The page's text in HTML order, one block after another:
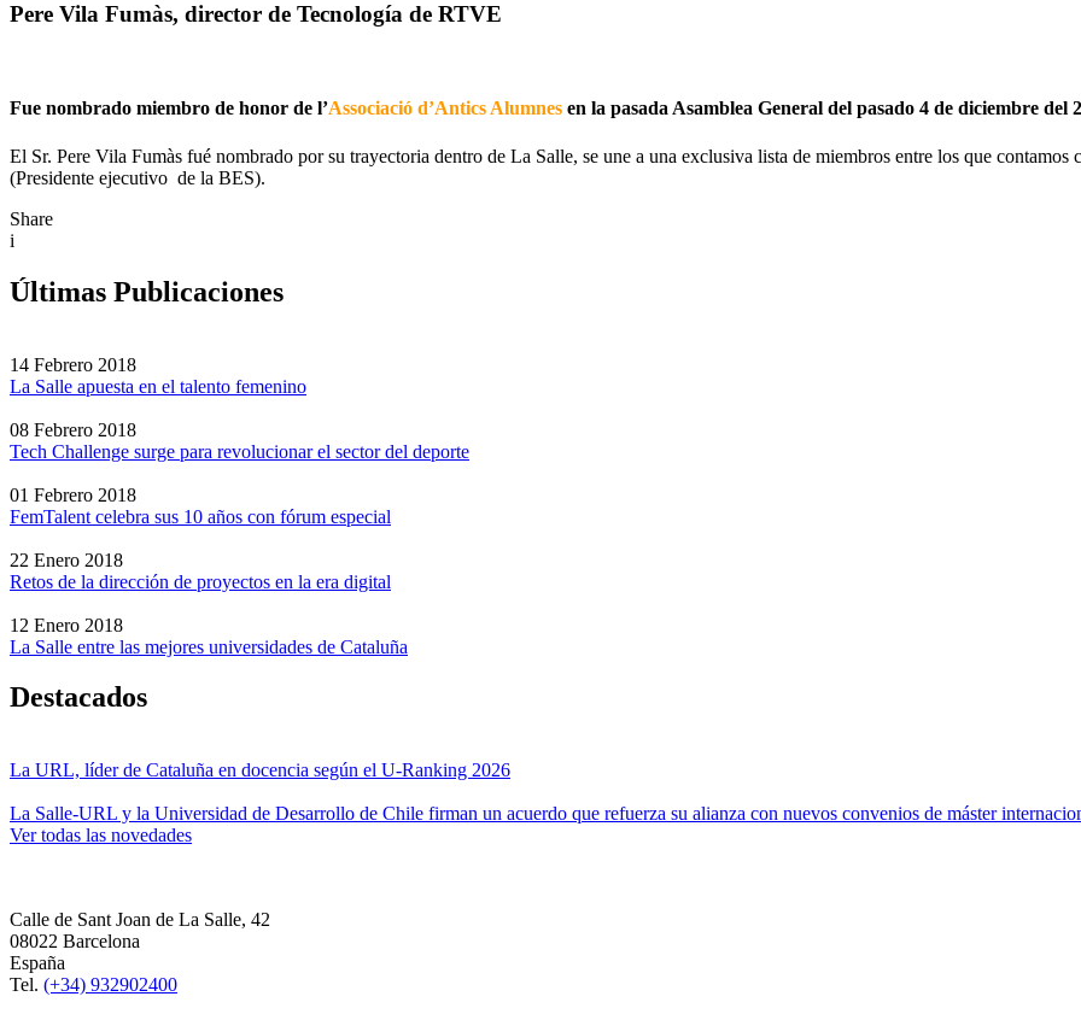
Pere Vila Fumàs, director de Tecnología de RTVE
Fue nombrado miembro de honor de l’Associació d’Antics Alumnes en la pasada Asamblea General del pasado 4 de diciembre del
El Sr. Pere Vila Fumàs fué nombrado por su trayectoria dentro de La Salle, se une a una exclusiva lista de miembros entre los que
(Presidente ejecutivo de la BES).
Share
i
Últimas Publicaciones
14 Febrero 2018
La Salle apuesta en el talento femenino
08 Febrero 2018
Tech Challenge surge para revolucionar el sector del deporte
01 Febrero 2018
FemTalent celebra sus 10 años con fórum especial
22 Enero 2018
Retos de la dirección de proyectos en la era digital
12 Enero 2018
La Salle entre las mejores universidades de Cataluña
Destacados
La URL, líder de Cataluña en docencia según el U-Ranking 2026
La Salle-URL y la Universidad de Desarrollo de Chile firman un acuerdo que refuerza su alianza con nuevos convenios de máster
Ver todas las novedades
Calle de Sant Joan de La Salle, 42
08022 Barcelona
España
Tel. (+34) 932902400